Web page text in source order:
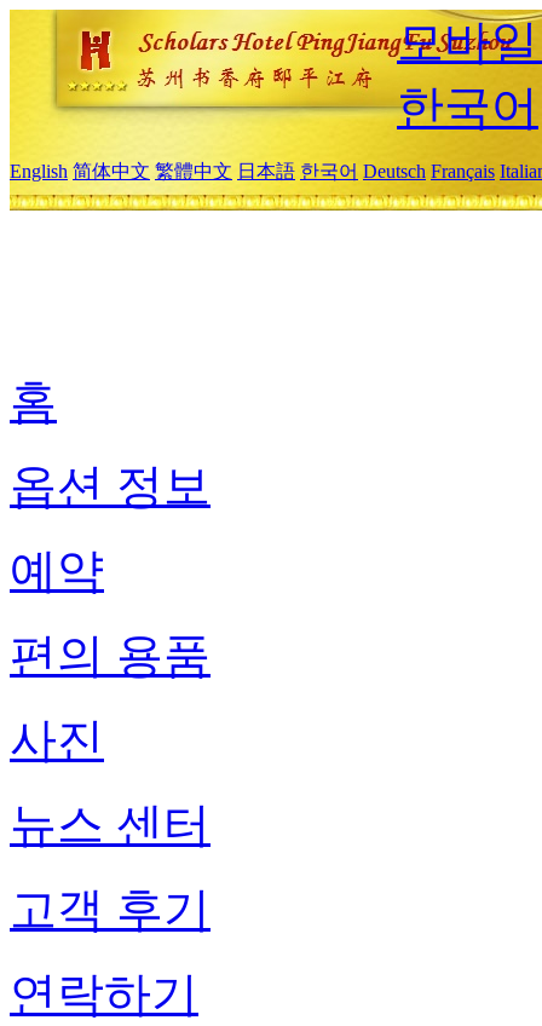
모바
한국어
English 简体中文 繁體中文 日本語 한국어 Deutsch Français
홈
옵션 정보
예약
편의 용품
사진
뉴스 센터
고객 후기
연락하기